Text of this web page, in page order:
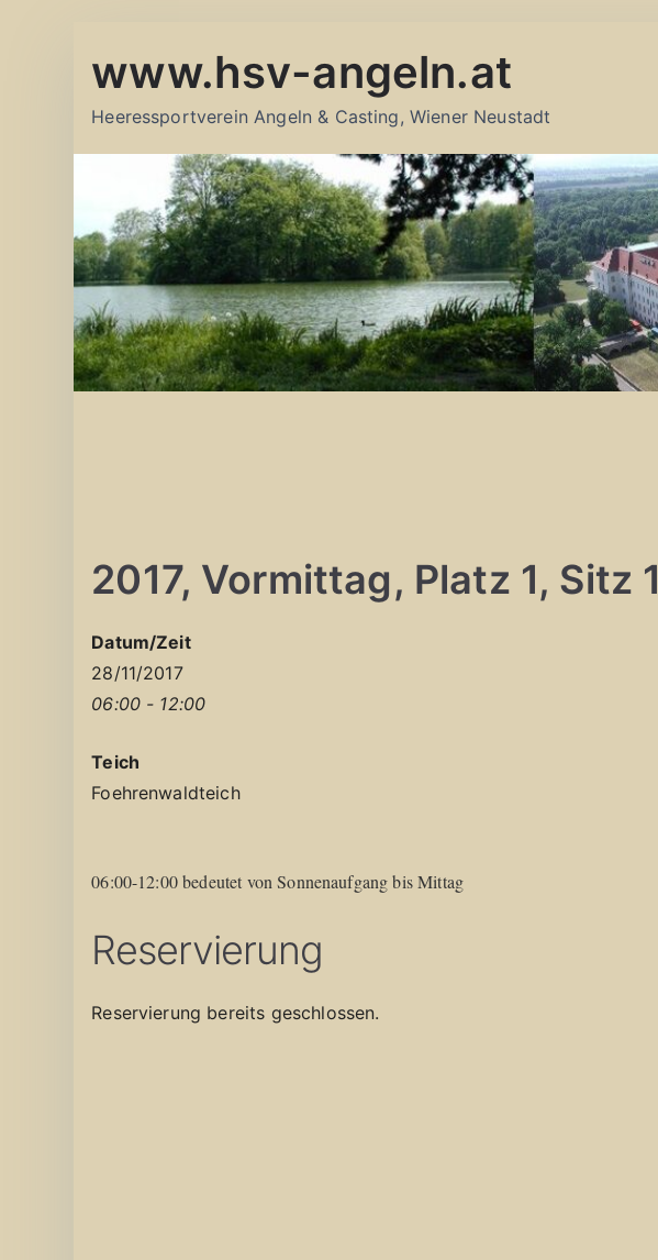
Inhalt
www.hsv-angeln.at
Heeressportverein Angeln & Casting, Wiener Neustadt
2017, Vormittag, Platz 1, Sitz 1
Datum/Zeit
28/11/2017
06:00 - 12:00
Teich
Foehrenwaldteich
06:00-12:00 bedeutet von Sonnenaufgang bis Mittag
Reservierung
Reservierung bereits geschlossen.